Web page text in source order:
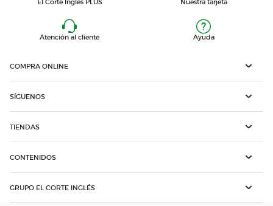
Atención al cliente Ayuda
COMPRA ONLINE
SÍGUENOS
TIENDAS
CONTENIDOS
GRUPO EL CORTE INGLÉS